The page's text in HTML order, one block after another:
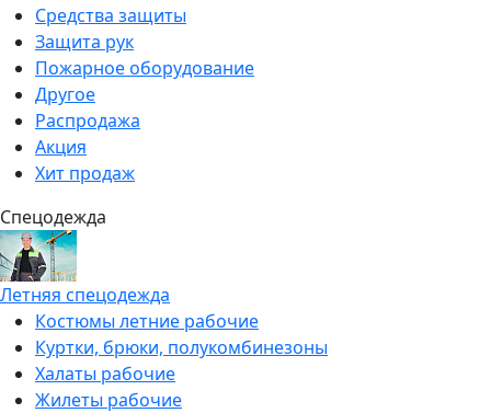
Средства защиты
Защита рук
Пожарное оборудование
Другое
Распродажа
Акция
Хит продаж
Спецодежда
Летняя спецодежда
Костюмы летние рабочие
Куртки, брюки, полукомбинезоны
Халаты рабочие
Жилеты рабочие